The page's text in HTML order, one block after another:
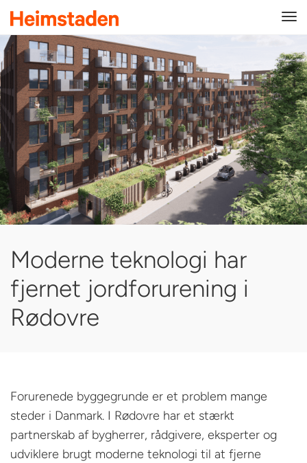
Moderne teknologi har
fjernet jordforurening i
Rødovre
Forurenede byggegrunde er et problem mange
steder i Danmark. I Rødovre har et stærkt
partnerskab af bygherrer, rådgivere, eksperter og
udviklere brugt moderne teknologi til at fjerne